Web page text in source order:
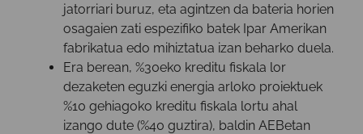
jatorriari buruz, eta agintzen da bateria horien
osagaien zati espezifiko batek Ipar Amerikan
fabrikatua edo mihiztatua izan beharko duela.
Era berean, %30eko kreditu fiskala lor
dezaketen eguzki energia arloko proiektuek
%10 gehiagoko kreditu fiskala lortu ahal
izango dute (%40 guztira), baldin AEBetan